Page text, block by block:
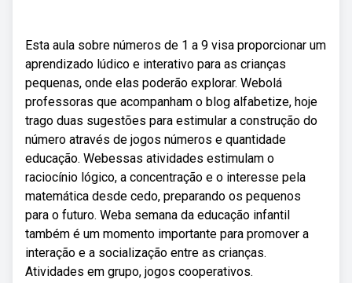
Esta aula sobre números de 1 a 9 visa proporcionar um
aprendizado lúdico e interativo para as crianças
pequenas, onde elas poderão explorar. Webolá
professoras que acompanham o blog alfabetize, hoje
trago duas sugestões para estimular a construção do
número através de jogos números e quantidade
educação. Webessas atividades estimulam o
raciocínio lógico, a concentração e o interesse pela
matemática desde cedo, preparando os pequenos
para o futuro. Weba semana da educação infantil
também é um momento importante para promover a
interação e a socialização entre as crianças.
Atividades em grupo, jogos cooperativos.